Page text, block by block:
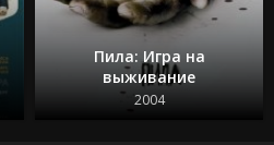
Пила: Игра на
выживание
2004